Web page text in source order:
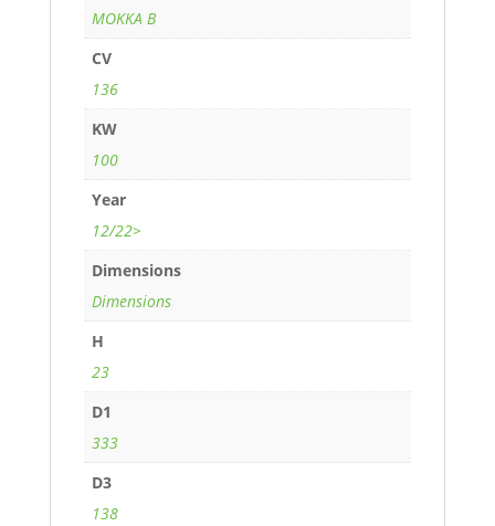
MOKKA B
CV
136
KW
100
Year
12/22>
Dimensions
Dimensions
H
23
D1
333
D3
138